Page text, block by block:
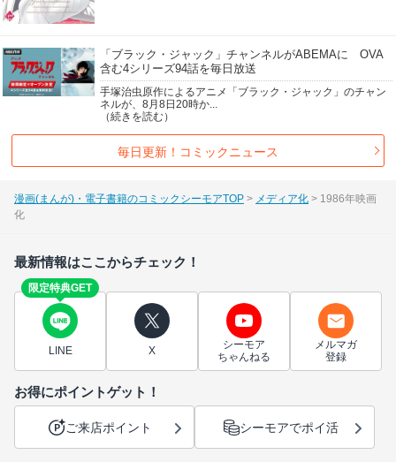
「ブラック・ジャック」チャンネルがABEMAに OVA
含む4シリーズ94話を毎日放送
手塚治虫原作によるアニメ「ブラック・ジャック」のチャン
ネルが、8月8日20時か...
（続きを読む）
毎日更新！コミックニュース
漫画(まんが)・電子書籍のコミックシーモアTOP メディア化
1986年映画
化
最新情報はここからチェック！
限定特典GET
LINE X
シーモア
ちゃんねる
メルマガ
登録
お得にポイントゲット！
ご来店ポイント シーモアでポイ活